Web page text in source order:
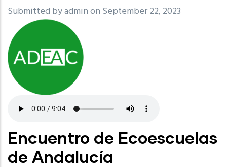
Submitted byadminon September 22, 2023
Encuentro de Ecoescuelas
de Andalucía